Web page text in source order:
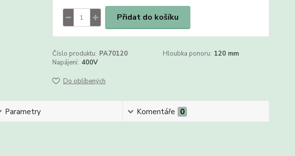
Přidat do košíku
Číslo produktu: PA70120 Hloubka ponoru: 120 mm
Napájení: 400V
Do oblíbených
Parametry Komentáře 0